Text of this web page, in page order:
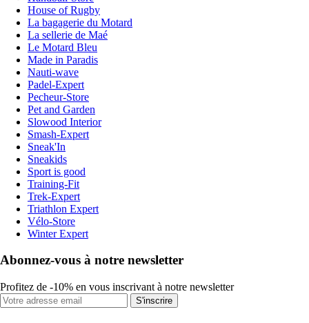
House of Rugby
La bagagerie du Motard
La sellerie de Maé
Le Motard Bleu
Made in Paradis
Nauti-wave
Padel-Expert
Pecheur-Store
Pet and Garden
Slowood Interior
Smash-Expert
Sneak'In
Sneakids
Sport is good
Training-Fit
Trek-Expert
Triathlon Expert
Vélo-Store
Winter Expert
Abonnez-vous à notre newsletter
Profitez de -10% en vous inscrivant à notre newsletter
S'inscrire